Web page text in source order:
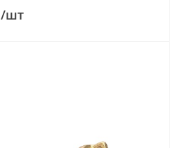
/шт